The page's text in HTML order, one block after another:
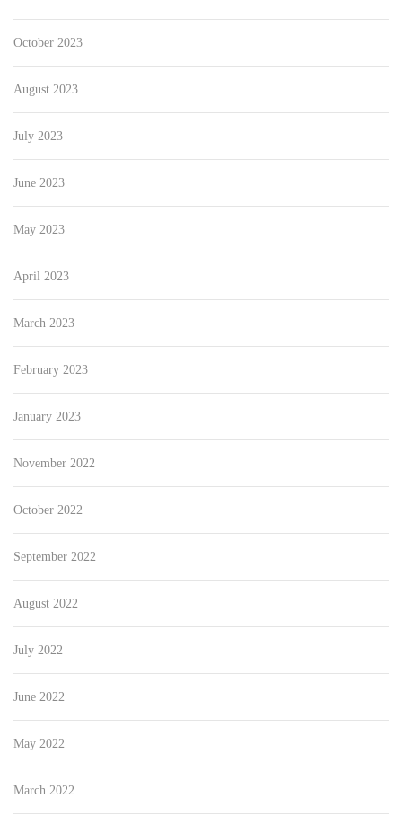
October 2023
August 2023
July 2023
June 2023
May 2023
April 2023
March 2023
February 2023
January 2023
November 2022
October 2022
September 2022
August 2022
July 2022
June 2022
May 2022
March 2022